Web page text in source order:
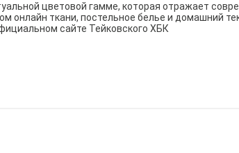
цветовой гамме, которая отражает
онлайн ткани, постельное белье и домашний
сайте Тейковского ХБК